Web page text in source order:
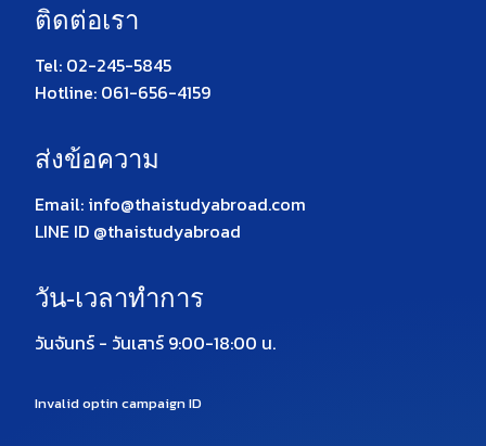
ติดต่อเรา
Tel: 02-245-5845
Hotline: 061-656-4159
ส่งข้อความ
Email: info@thaistudyabroad.com
LINE ID @thaistudyabroad
วัน-เวลาทำการ
วันจันทร์ - วันเสาร์ 9:00-18:00 น.
Invalid optin campaign ID